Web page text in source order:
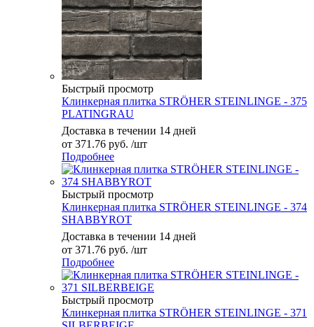
Быстрый просмотр
Клинкерная плитка STRÖHER STEINLINGE - 375
PLATINGRAU
Доставка в течении 14 дней
от 371.76 руб. /шт
Подробнее
Быстрый просмотр
Клинкерная плитка STRÖHER STEINLINGE - 374
SHABBYROT
Доставка в течении 14 дней
от 371.76 руб. /шт
Подробнее
Быстрый просмотр
Клинкерная плитка STRÖHER STEINLINGE - 371